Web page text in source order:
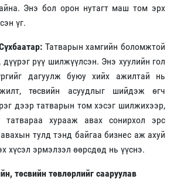
Энэ бол орон нутагт маш том эрх
үг.
Татварын хамгийн боломжтой
рүү шилжүүлсэн. Энэ хуулийн гол
дагуулж буюу хийх ажилтай нь
төсвийн асуудлыг шийдэж өгч
дээр татварын том хэсэг шилжихээр,
татвараа хурааж авах сонирхол эрс
тулд тэнд байгаа бизнес аж ахуй
хүсэл эрмэлзэл өөрсдөд нь үүснэ.
төсвийн төвлөрлийг сааруулав